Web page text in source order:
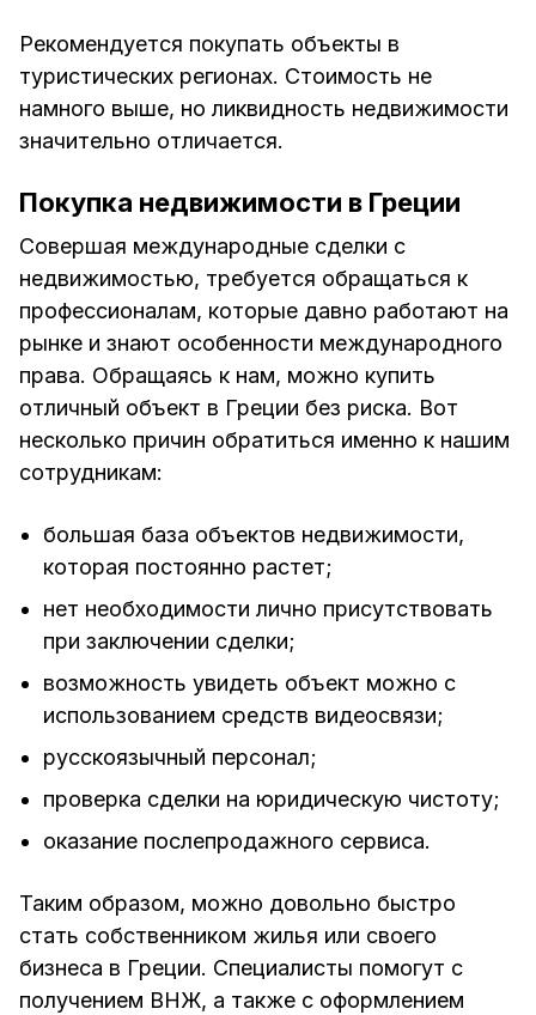
Рекомендуется покупать объекты в
туристических регионах. Стоимость не
намного выше, но ликвидность недвижимости
значительно отличается.
Покупка недвижимости в Греции
Совершая международные сделки с
недвижимостью, требуется обращаться к
профессионалам, которые давно работают на
рынке и знают особенности международного
права. Обращаясь к нам, можно купить
отличный объект в Греции без риска. Вот
несколько причин обратиться именно к нашим
сотрудникам:
большая база объектов недвижимости,
которая постоянно растет;
нет необходимости лично присутствовать
при заключении сделки;
возможность увидеть объект можно с
использованием средств видеосвязи;
русскоязычный персонал;
проверка сделки на юридическую чистоту;
оказание послепродажного сервиса.
Таким образом, можно довольно быстро
стать собственником жилья или своего
бизнеса в Греции. Специалисты помогут с
получением ВНЖ, а также с оформлением